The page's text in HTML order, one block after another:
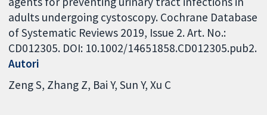
adults undergoing cystoscopy. Cochrane Database
of Systematic Reviews 2019, Issue 2. Art. No.:
CD012305. DOI: 10.1002/14651858.CD012305.pub2.
Autori
Zeng S Zhang Z Bai Y Sun Y Xu C